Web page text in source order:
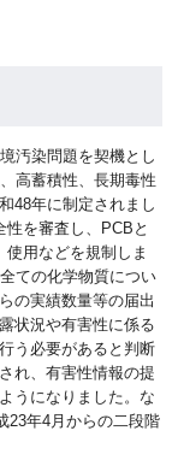
汚染問題を契機とし
高蓄積性、長期毒性
48年に制定されまし
を審査し、PCBと
用などを規制しま
ての化学物質につい
の実績数量等の届出
状況や有害性に係る
う必要があると判断
れ、有害性情報の提
うになりました。な
23年4月からの二段階